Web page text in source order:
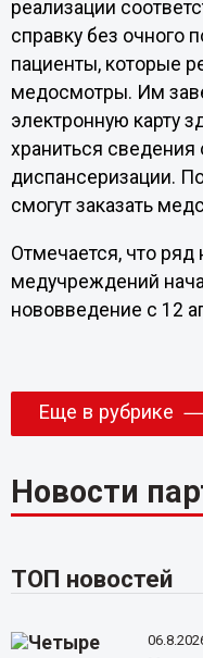
реализации
справку без очного
пациенты, которые
медосмотры. Им
электронную карту
храниться сведения
диспансеризации.
смогут заказать
Отмечается, что ряд
медучреждений
нововведение с 12
Еще в рубрике
Новости
ТОП новостей